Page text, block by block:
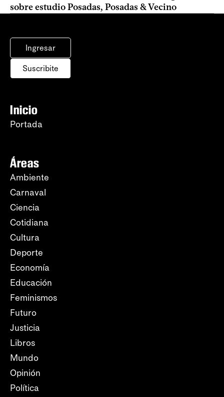
sobre estudio Posadas, Posadas & Vecino
Ingresar
Suscribite
Inicio
Portada
Áreas
Ambiente
Carnaval
Ciencia
Cotidiana
Cultura
Deporte
Economía
Educación
Feminismos
Futuro
Justicia
Libros
Mundo
Opinión
Política